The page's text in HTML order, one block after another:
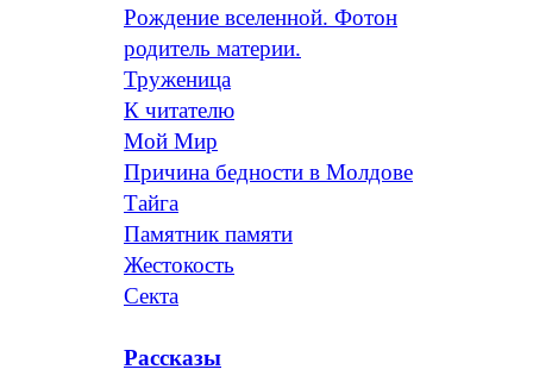
Рождение вселенной. Фотон
родитель материи.
Труженица
К читателю
Мой Мир
Причина бедности в Молдове
Тайга
Памятник памяти
Жестокость
Секта
Рассказы